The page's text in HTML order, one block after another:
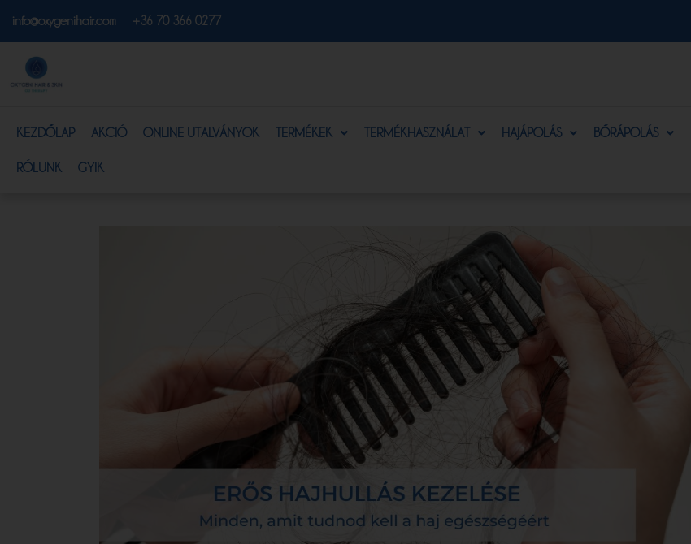
info@oxygenihair.com +36 70 366 0277
KEZDŐLAP AKCIÓ ONLINE UTALVÁNYOK TERMÉKEK TERMÉKHASZNÁLAT HAJÁPOLÁS BŐRÁPOLÁS
RÓLUNK GYIK